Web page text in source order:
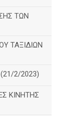
ΤΩΝ
ΤΑΞΙΔΙΩΝ
2/2023)
ΚΙΝΗΤΗΣ